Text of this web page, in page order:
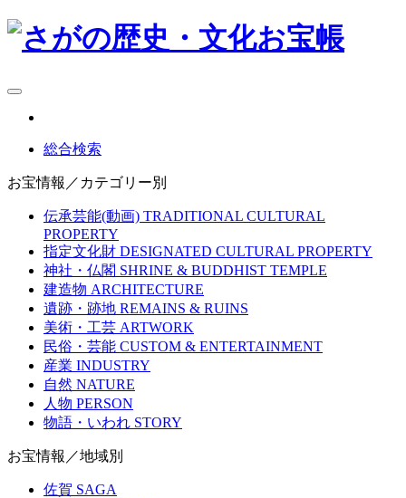
総合検索
お宝情報／カテゴリー別
伝承芸能(動画) TRADITIONAL CULTURAL
PROPERTY
指定文化財 DESIGNATED CULTURAL PROPERTY
神社・仏閣 SHRINE & BUDDHIST TEMPLE
建造物 ARCHITECTURE
遺跡・跡地 REMAINS & RUINS
美術・工芸 ARTWORK
民俗・芸能 CUSTOM & ENTERTAINMENT
産業 INDUSTRY
自然 NATURE
人物 PERSON
物語・いわれ STORY
お宝情報／地域別
佐賀 SAGA